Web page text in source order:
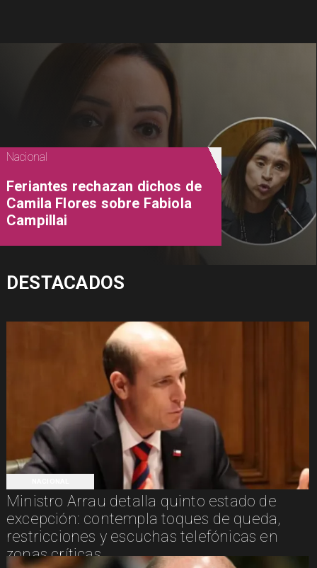
Ministro Arrau detalla quinto estado de
excepción: contempla toques de queda,
restricciones y escuchas telefónicas en
zonas críticas
Nacional
Feriantes rechazan dichos de
Camila Flores sobre Fabiola
Campillai
DESTACADOS